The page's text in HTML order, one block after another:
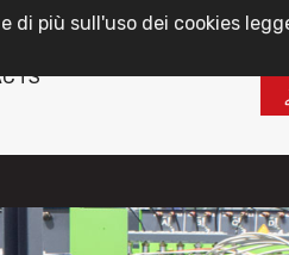
più sull'uso dei cookies